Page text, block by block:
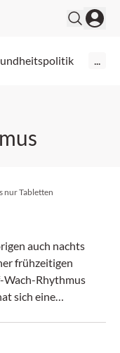
...
nur Tabletten
auch nachts
frühzeitigen
Wach-Rhythmus
sich eine